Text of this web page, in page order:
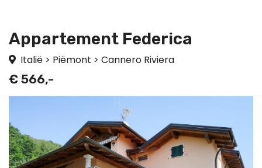
Appartement Federica
Italië > Piëmont > Cannero Riviera
€ 566,-